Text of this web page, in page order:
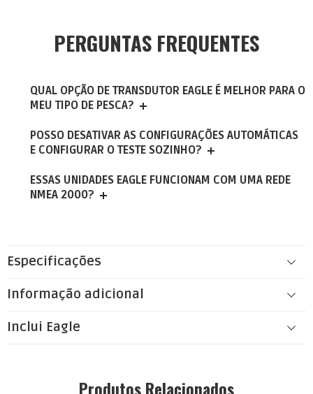
PERGUNTAS FREQUENTES
QUAL OPÇÃO DE TRANSDUTOR EAGLE É MELHOR PARA O
MEU TIPO DE PESCA?
POSSO DESATIVAR AS CONFIGURAÇÕES AUTOMÁTICAS
E CONFIGURAR O TESTE SOZINHO?
ESSAS UNIDADES EAGLE FUNCIONAM COM UMA REDE
NMEA 2000?
Especificações
Informação adicional
Inclui Eagle
Produtos Relacionados